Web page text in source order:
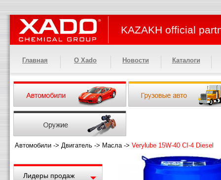
KAZAKH official
Главная О Xado Новости Каталоги
Автомобили -> Двигатель -> Масла-> Verylube 15W-40 CI-4 Diesel
Лидеры продаж